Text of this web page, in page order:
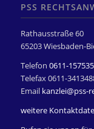
PSS
Rathausstraße 60
65203 Wiesbaden-
Telefon 0611-
Telefax 0611-
Email kanzlei@pss-
weitere